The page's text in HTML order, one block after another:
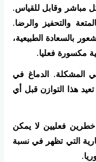
مباشر وقابل للقياس.
والتحفيز والرضا.
بالسعادة الطبيعية،
مكسورة فعليا.
المشكلة. الدماغ في
تعيد هذا التوازن قبل أي
فعليين لا يمكن
التي تظهر في نسبة